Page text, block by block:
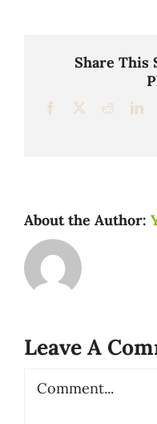
Share This
Facebook Reddit
About the Author:
Leave A
Comment